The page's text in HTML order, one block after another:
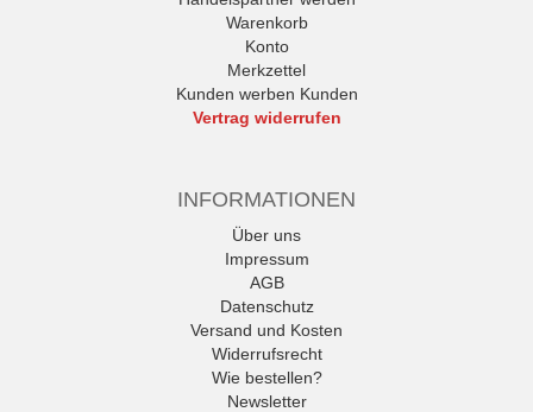
Warenkorb
Konto
Merkzettel
Kunden werben Kunden
Vertrag widerrufen
INFORMATIONEN
Über uns
Impressum
AGB
Datenschutz
Versand und Kosten
Widerrufsrecht
Wie bestellen?
Newsletter